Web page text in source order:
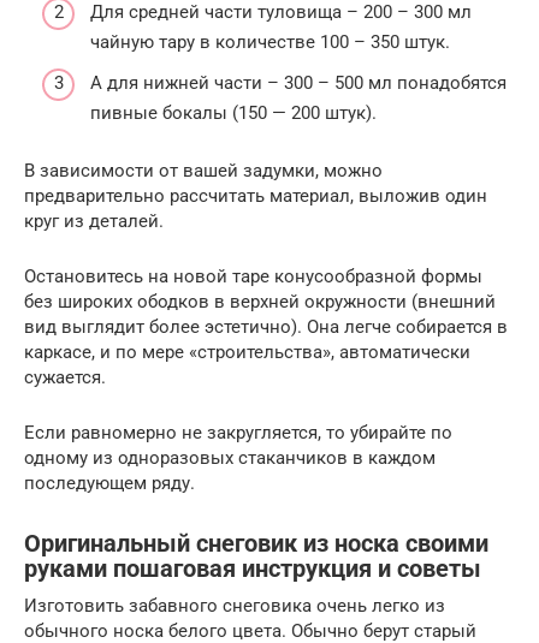
Для средней части туловища – 200 – 300 мл
чайную тару в количестве 100 – 350 штук.
А для нижней части – 300 – 500 мл понадобятся
пивные бокалы (150 — 200 штук).
В зависимости от вашей задумки, можно
предварительно рассчитать материал, выложив один
круг из деталей.
Остановитесь на новой таре конусообразной формы
без широких ободков в верхней окружности (внешний
вид выглядит более эстетично). Она легче собирается в
каркасе, и по мере «строительства», автоматически
сужается.
Если равномерно не закругляется, то убирайте по
одному из одноразовых стаканчиков в каждом
последующем ряду.
Оригинальный снеговик из носка своими
руками пошаговая инструкция и советы
Изготовить забавного снеговика очень легко из
обычного носка белого цвета. Обычно берут старый